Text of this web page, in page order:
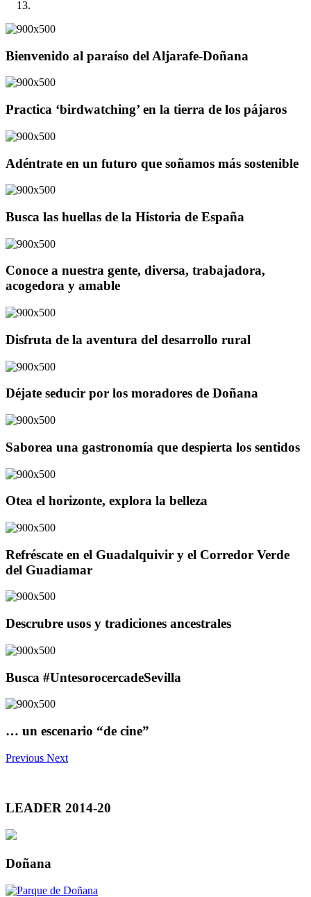
Bienvenido al paraíso del Aljarafe-Doñana
Practica ‘birdwatching’ en la tierra de los pájaros
Adéntrate en un futuro que soñamos más sostenible
Busca las huellas de la Historia de España
Conoce a nuestra gente, diversa, trabajadora,
acogedora y amable
Disfruta de la aventura del desarrollo rural
Déjate seducir por los moradores de Doñana
Saborea una gastronomía que despierta los sentidos
Otea el horizonte, explora la belleza
Refréscate en el Guadalquivir y el Corredor Verde
del Guadiamar
Descrubre usos y tradiciones ancestrales
Busca #UntesorocercadeSevilla
… un escenario “de cine”
Previous Next
LEADER 2014-20
Doñana